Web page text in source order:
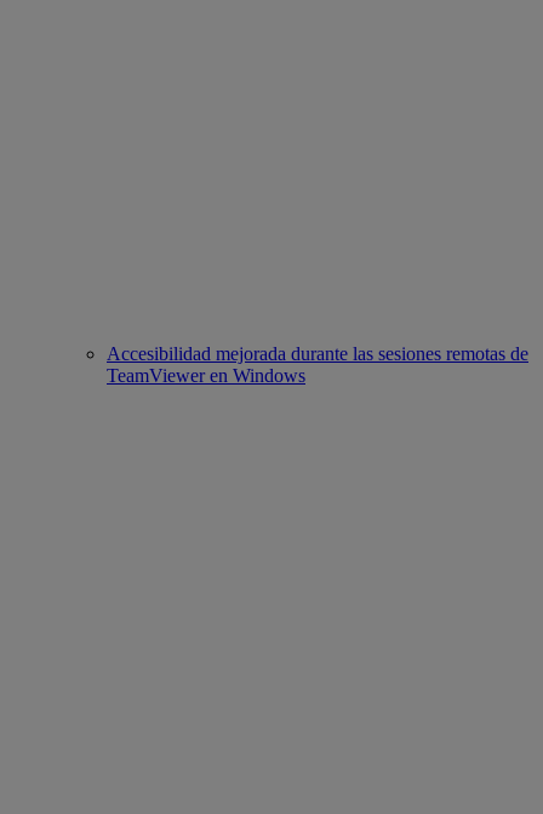
Accesibilidad mejorada durante las sesiones remotas de
TeamViewer en Windows